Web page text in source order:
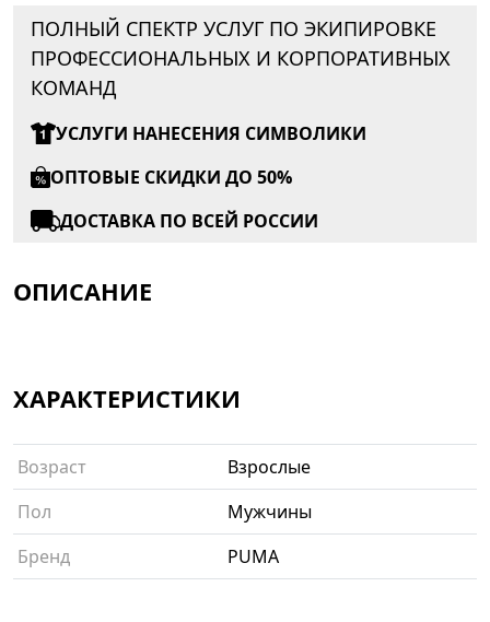
ПОЛНЫЙ СПЕКТР УСЛУГ ПО ЭКИПИРОВКЕ
ПРОФЕССИОНАЛЬНЫХ И КОРПОРАТИВНЫХ
КОМАНД
УСЛУГИ НАНЕСЕНИЯ СИМВОЛИКИ
ОПТОВЫЕ СКИДКИ ДО 50%
ДОСТАВКА ПО ВСЕЙ РОССИИ
ОПИСАНИЕ
ХАРАКТЕРИСТИКИ
Возраст
Взрослые
Пол
Мужчины
Бренд
PUMA